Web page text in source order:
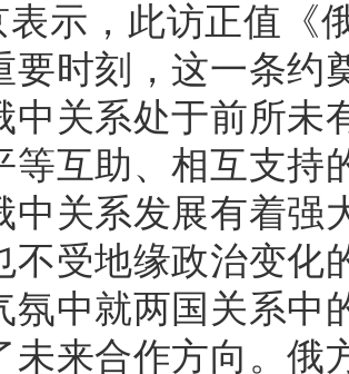
表示，此访正值《
要时刻，这一条约
中关系处于前所未
等互助、相互支持
中关系发展有着强
不受地缘政治变化
氛中就两国关系中
未来合作方向。俄